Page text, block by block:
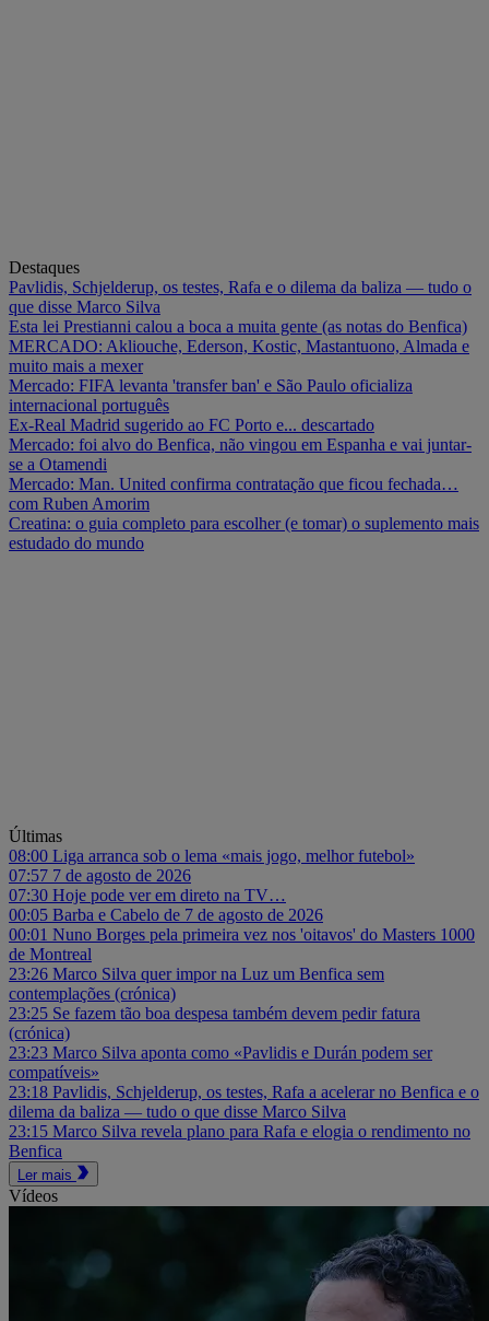
Destaques
Pavlidis, Schjelderup, os testes, Rafa e o dilema da baliza — tudo o
que disse Marco Silva
Esta lei Prestianni calou a boca a muita gente (as notas do Benfica)
MERCADO: Akliouche, Ederson, Kostic, Mastantuono, Almada e
muito mais a mexer
Mercado: FIFA levanta 'transfer ban' e São Paulo oficializa
internacional português
Ex-Real Madrid sugerido ao FC Porto e... descartado
Mercado: foi alvo do Benfica, não vingou em Espanha e vai juntar-
se a Otamendi
Mercado: Man. United confirma contratação que ficou fechada…
com Ruben Amorim
Creatina: o guia completo para escolher (e tomar) o suplemento mais
estudado do mundo
Últimas
08:00 Liga arranca sob o lema «mais jogo, melhor futebol»
07:57 7 de agosto de 2026
07:30 Hoje pode ver em direto na TV…
00:05 Barba e Cabelo de 7 de agosto de 2026
00:01 Nuno Borges pela primeira vez nos 'oitavos' do Masters 1000
de Montreal
23:26 Marco Silva quer impor na Luz um Benfica sem
contemplações (crónica)
23:25 Se fazem tão boa despesa também devem pedir fatura
(crónica)
23:23 Marco Silva aponta como «Pavlidis e Durán podem ser
compatíveis»
23:18 Pavlidis, Schjelderup, os testes, Rafa a acelerar no Benfica e o
dilema da baliza — tudo o que disse Marco Silva
23:15 Marco Silva revela plano para Rafa e elogia o rendimento no
Benfica
Ler mais
Vídeos